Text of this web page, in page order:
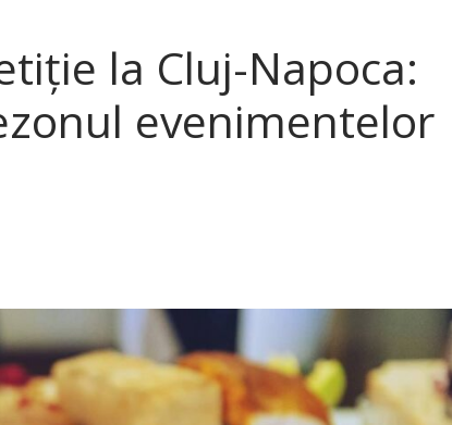
la Cluj-Napoca:
evenimentelor